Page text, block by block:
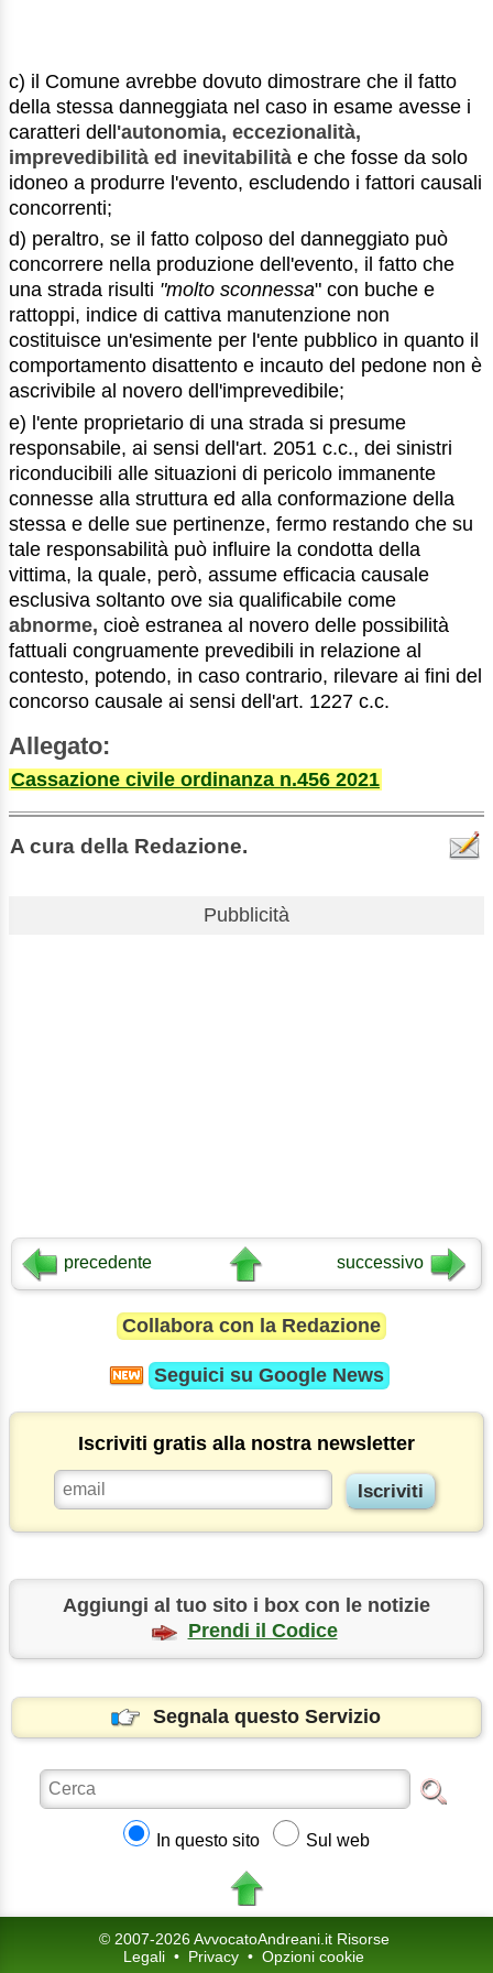
c) il Comune avrebbe dovuto dimostrare che il fatto
della stessa danneggiata nel caso in esame avesse i
caratteri dell'autonomia, eccezionalità,
imprevedibilità ed inevitabilità e che fosse da solo
idoneo a produrre l'evento, escludendo i fattori causali
concorrenti;
d) peraltro, se il fatto colposo del danneggiato può
concorrere nella produzione dell'evento, il fatto che
una strada risulti "molto sconnessa" con buche e
rattoppi, indice di cattiva manutenzione non
costituisce un'esimente per l'ente pubblico in quanto il
comportamento disattento e incauto del pedone non è
ascrivibile al novero dell'imprevedibile;
e) l'ente proprietario di una strada si presume
responsabile, ai sensi dell'art. 2051 c.c., dei sinistri
riconducibili alle situazioni di pericolo immanente
connesse alla struttura ed alla conformazione della
stessa e delle sue pertinenze, fermo restando che su
tale responsabilità può influire la condotta della
vittima, la quale, però, assume efficacia causale
esclusiva soltanto ove sia qualificabile come
abnorme, cioè estranea al novero delle possibilità
fattuali congruamente prevedibili in relazione al
contesto, potendo, in caso contrario, rilevare ai fini del
concorso causale ai sensi dell'art. 1227 c.c.
Allegato:
Cassazione civile ordinanza n.456 2021
A cura della Redazione.
Pubblicità
precedente successivo
Collabora con la Redazione
Seguici su Google News
Iscriviti gratis alla nostra newsletter
Aggiungi al tuo sito i box con le notizie
Prendi il Codice
Segnala questo Servizio
In questo sito Sul web
© 2007-2026 AvvocatoAndreani.it Risorse
Legali • Privacy • Opzioni cookie